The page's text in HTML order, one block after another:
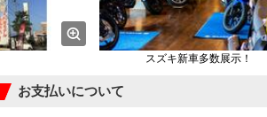
スズキ新車多数展示！
お支払いについて